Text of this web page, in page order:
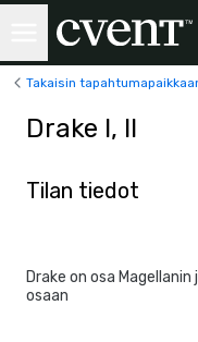
Takaisin
Drake I, II
Tilan tiedot
Drake on osa
osaan